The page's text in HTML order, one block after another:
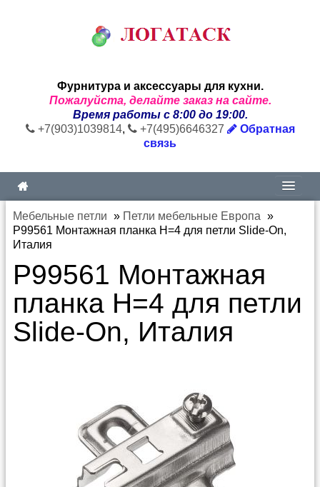
Фурнитура и аксессуары для кухни.
Пожалуйста, делайте заказ на сайте.
Время работы с 8:00 до 19:00.
+7(903)1039814, +7(495)6646327
Обратная
связь
Мебельные петли » Петли мебельные Европа »
P99561 Монтажная планка H=4 для петли Slide-On,
Италия
P99561 Монтажная
планка H=4 для петли
Slide-On, Италия